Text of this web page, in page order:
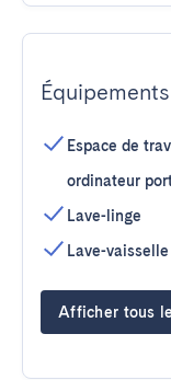
Équipements
Espace de
ordinateur
Lave-linge
Lave-vaisselle
Afficher tous